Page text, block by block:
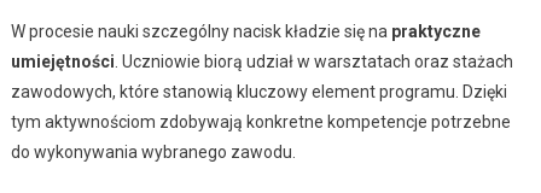
W procesie nauki szczególny nacisk kładzie się na praktyczne
umiejętności. Uczniowie biorą udział w warsztatach oraz stażach
zawodowych, które stanowią kluczowy element programu. Dzięki
tym aktywnościom zdobywają konkretne kompetencje potrzebne
do wykonywania wybranego zawodu.